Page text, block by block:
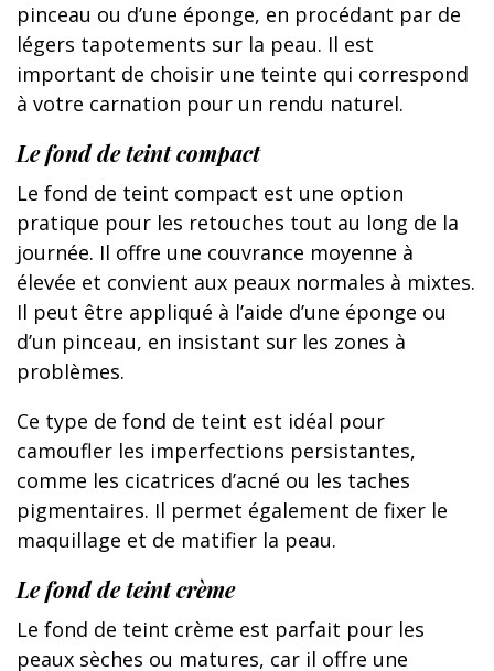
pinceau ou d’une éponge, en procédant par de
légers tapotements sur la peau. Il est
important de choisir une teinte qui correspond
à votre carnation pour un rendu naturel.
Le fond de teint compact
Le fond de teint compact est une option
pratique pour les retouches tout au long de la
journée. Il offre une couvrance moyenne à
élevée et convient aux peaux normales à mixtes.
Il peut être appliqué à l’aide d’une éponge ou
d’un pinceau, en insistant sur les zones à
problèmes.
Ce type de fond de teint est idéal pour
camoufler les imperfections persistantes,
comme les cicatrices d’acné ou les taches
pigmentaires. Il permet également de fixer le
maquillage et de matifier la peau.
Le fond de teint crème
Le fond de teint crème est parfait pour les
peaux sèches ou matures, car il offre une